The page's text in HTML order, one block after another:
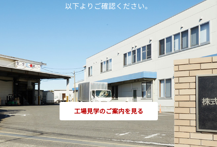
以下よりご確認ください。
工場見学のご案内を見る